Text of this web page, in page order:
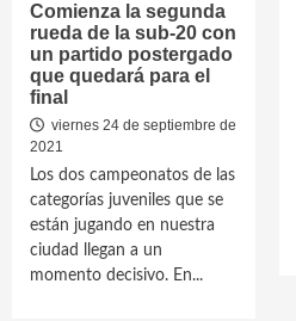
Comienza la segunda
rueda de la sub-20 con
un partido postergado
que quedará para el
final
viernes 24 de septiembre de
2021
Los dos campeonatos de las
categorías juveniles que se
están jugando en nuestra
ciudad llegan a un
momento decisivo. En...